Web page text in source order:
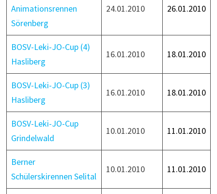
Animationsrennen
Sörenberg
24.01.2010 26.01.2010
BOSV-Leki-JO-Cup (4)
Hasliberg
16.01.2010 18.01.2010
BOSV-Leki-JO-Cup (3)
Hasliberg
16.01.2010 18.01.2010
BOSV-Leki-JO-Cup
Grindelwald
10.01.2010 11.01.2010
Berner
Schülerskirennen Selital
10.01.2010 11.01.2010